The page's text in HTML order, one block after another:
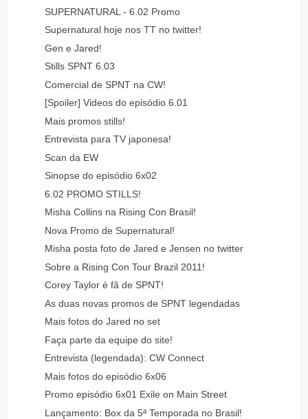
SUPERNATURAL - 6.02 Promo
Supernatural hoje nos TT no twitter!
Gen e Jared!
Stills SPNT 6.03
Comercial de SPNT na CW!
[Spoiler] Videos do episódio 6.01
Mais promos stills!
Entrevista para TV japonesa!
Scan da EW
Sinopse do episódio 6x02
6.02 PROMO STILLS!
Misha Collins na Rising Con Brasil!
Nova Promo de Supernatural!
Misha posta foto de Jared e Jensen no twitter
Sobre a Rising Con Tour Brazil 2011!
Corey Taylor é fã de SPNT!
As duas novas promos de SPNT legendadas
Mais fotos do Jared no set
Faça parte da equipe do site!
Entrevista (legendada): CW Connect
Mais fotos do episódio 6x06
Promo episódio 6x01 Exile on Main Street
Lançamento: Box da 5ª Temporada no Brasil!